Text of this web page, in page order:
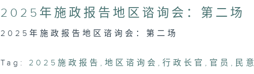
1
hour,
minutes,
2025年施政报告地区谘询会：第二场
2025年施政报告地区谘询会：第二场
Tag: 2025施政报告 , 地区谘询会 , 行政长官 , 官员 , 民意